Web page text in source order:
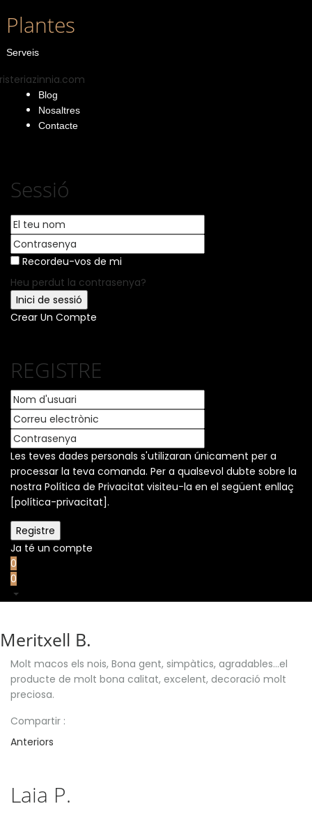
Plantes
Serveis
Blog
Nosaltres
Contacte
Sessió
Recordeu-vos de mi
Heu perdut la contrasenya?
Crear Un Compte
REGISTRE
Les teves dades personals s'utilizaran únicament per a
processar la teva comanda. Per a qualsevol dubte sobre la
nostra Política de Privacitat visiteu-la en el següent enllaç
[política-privacitat].
Ja té un compte
0
0
Meritxell B.
Molt macos els nois, Bona gent, simpàtics, agradables…el
producte de molt bona calitat, excelent, decoració molt
preciosa.
Compartir :
Anteriors
Laia P.